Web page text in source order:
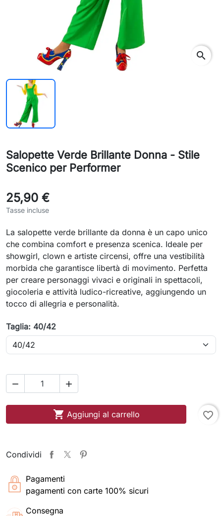
search
Salopette Verde Brillante Donna - Stile
Scenico per Performer
25,90 €
Tasse incluse
La salopette verde brillante da donna è un capo unico
che combina comfort e presenza scenica. Ideale per
showgirl, clown e artiste circensi, offre una vestibilità
morbida che garantisce libertà di movimento. Perfetta
per creare personaggi vivaci e originali in spettacoli,
giocoleria e attività ludico-ricreative, aggiungendo un
tocco di allegria e personalità.
Taglia: 40/42
 
 Aggiungi al carrello favorite_border
Condividi
Pagamenti
pagamenti con carte 100% sicuri
Consegna